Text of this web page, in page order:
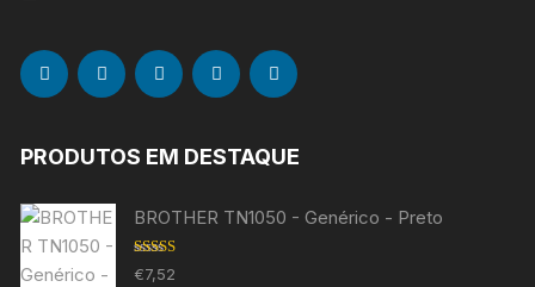
PRODUTOS EM DESTAQUE
BROTHER TN1050 - Genérico - Preto
Avaliação
€7,52